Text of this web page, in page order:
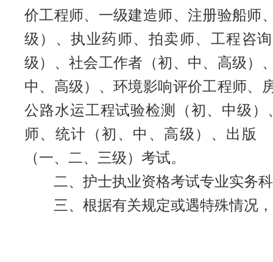
价工程师、一级建造师、注册验船师
级）、执业药师、拍卖师、工程咨
级）、社会工作者（初、中、高级）
中、高级）、环境影响评价工程师、
公路水运工程试验检测（初、中级
师、统计（初、中、高级）、出
（一、二、三级）考试。
二、护士执业资格考试专业实务科
三、根据有关规定或遇特殊情况，